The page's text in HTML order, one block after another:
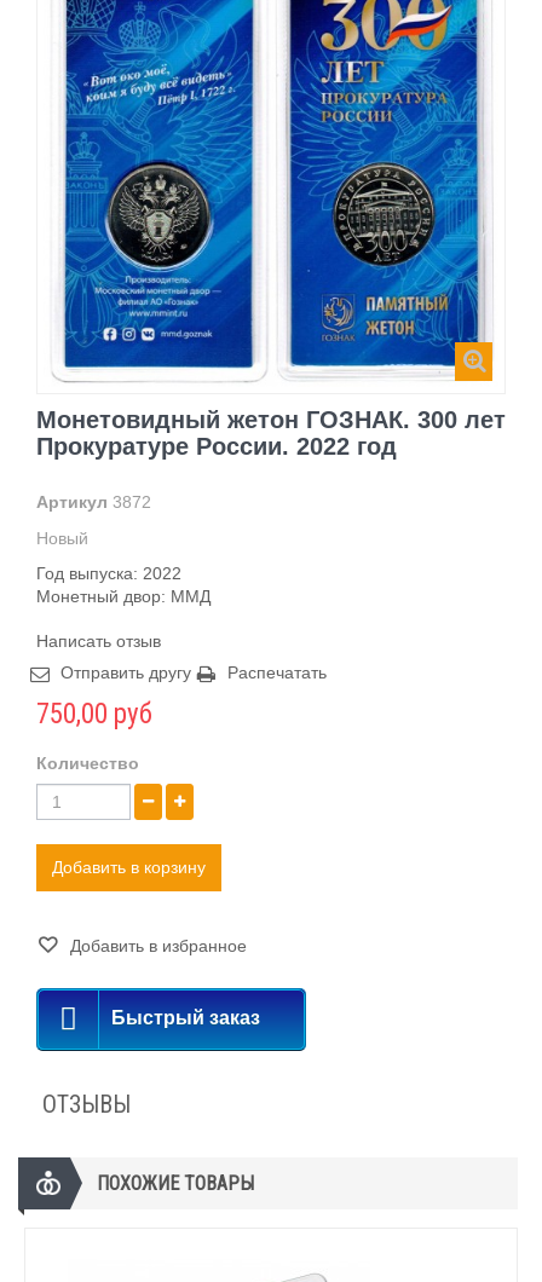
Монетовидный жетон ГОЗНАК. 300 лет
Прокуратуре России. 2022 год
Артикул 3872
Новый
Год выпуска: 2022
Монетный двор: ММД
Написать отзыв
Отправить другу
Распечатать
750,00 руб
Количество
Добавить в корзину
Добавить в избранное
Быстрый заказ
ОТЗЫВЫ
ПОХОЖИЕ ТОВАРЫ